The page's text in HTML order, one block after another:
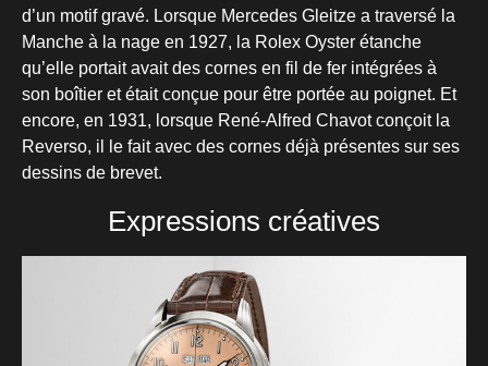
d’un motif gravé. Lorsque Mercedes Gleitze a traversé la
Manche à la nage en 1927, la Rolex Oyster étanche
qu’elle portait avait des cornes en fil de fer intégrées à
son boîtier et était conçue pour être portée au poignet. Et
encore, en 1931, lorsque René-Alfred Chavot conçoit la
Reverso, il le fait avec des cornes déjà présentes sur ses
dessins de brevet.
Expressions créatives